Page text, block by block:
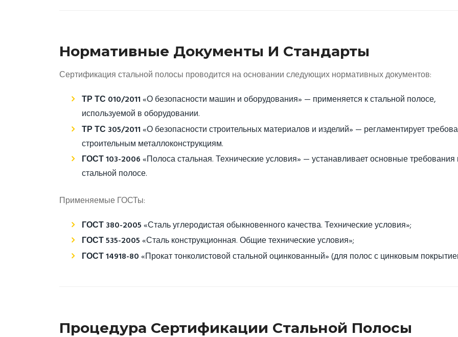
Нормативные Документы И Стандарты
Сертификация стальной полосы проводится на основании следующих нормативных документов:
ТР ТС 010/2011«О безопасности машин и оборудования» — применяется к стальной полосе,
используемой в оборудовании.
ТР ТС 305/2011«О безопасности строительных материалов и изделий» — регламентирует
строительным металлоконструкциям.
ГОСТ 103-2006«Полоса стальная. Технические условия» — устанавливает основные требования
стальной полосе.
Применяемые ГОСТы:
ГОСТ 380-2005«Сталь углеродистая обыкновенного качества. Технические условия»;
ГОСТ 535-2005«Сталь конструкционная. Общие технические условия»;
ГОСТ 14918-80«Прокат тонколистовой стальной оцинкованный» (для полос с цинковым
Процедура Сертификации Стальной Полосы